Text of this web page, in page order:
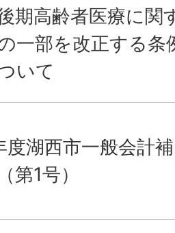
期高齢者医療に関
一部を改正する条
いて
度湖西市一般会計補
第1号）